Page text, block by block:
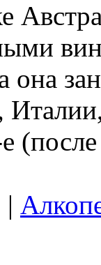
она
е
|